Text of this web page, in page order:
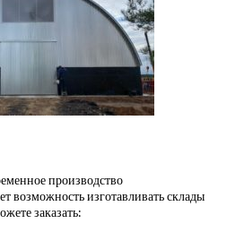
производство
возможность изготавливать склады
заказать: